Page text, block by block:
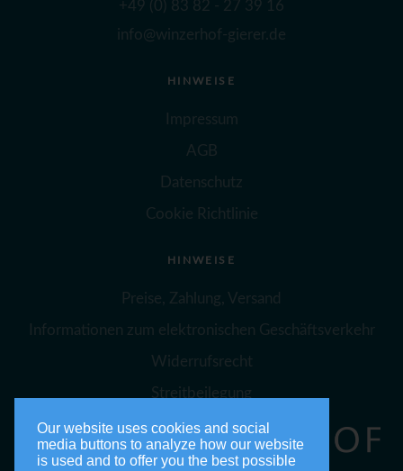
+49 (0) 83 82 - 27 39 16
info@winzerhof-gierer.de
HINWEISE
Impressum
AGB
Datenschutz
Cookie Richtlinie
HINWEISE
Preise, Zahlung, Versand
Informationen zum elektronischen Geschäftsverkehr
Widerrufsrecht
Streitbeilegung
Our website uses cookies and social
media buttons to analyze how our website
is used and to offer you the best possible